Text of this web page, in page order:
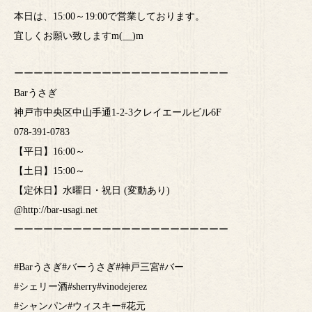
本日は、15:00～19:00で営業しております。
宜しくお願い致しますm(__)m
ーーーーーーーーーーーーーーーーーーーーーー
Barうさぎ
神戸市中央区中山手通1-2-3クレイエールビル6F
078-391-0783
【平日】16:00～
【土日】15:00～
【定休日】水曜日・祝日 (変動あり)
@http://bar-usagi.net
ーーーーーーーーーーーーーーーーーーーーーー
#Barうさぎ#バーうさぎ#神戸三宮#バー
#シェリー酒#sherry#vinodejerez
#シャンパン#ウィスキー#花元